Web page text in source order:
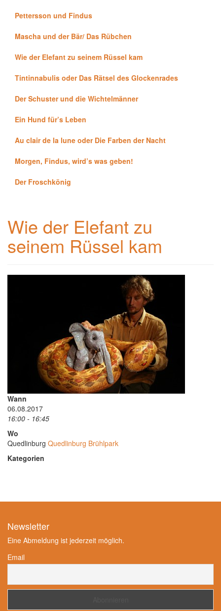
Pettersson und Findus
Mascha und der Bär/ Das Rübchen
Wie der Elefant zu seinem Rüssel kam
Tintinnabulis oder Das Rätsel des Glockenrades
Der Schuster und die Wichtelmänner
Ein Hund für’s Leben
Au clair de la lune oder Die Farben der Nacht
Morgen, Findus, wird’s was geben!
Der Froschkönig
Wie der Elefant zu
seinem Rüssel kam
Wann
06.08.2017
16:00 - 16:45
Wo
Quedlinburg Quedlinburg Brühlpark
Kategorien
Newsletter
Eine Abmeldung ist jederzeit möglich.
Email